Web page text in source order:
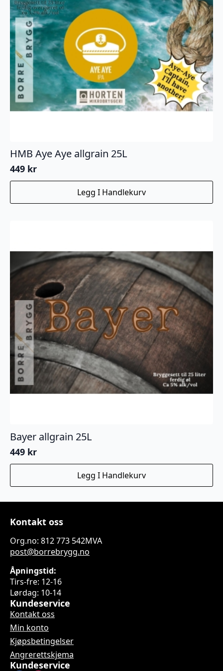
HMB Aye Aye allgrain 25L
449 kr
Legg I Handlekurv
Bayer allgrain 25L
449 kr
Legg I Handlekurv
Kontakt oss
Org.no: 812 773 542MVA
post@borrebrygg.no
Åpningstid:
Tirs-fre: 12-16
Lørdag: 10-14
Kundeservice
Kontakt oss
Min konto
Kjøpsbetingelser
Angrerettskjema
Kundeservice